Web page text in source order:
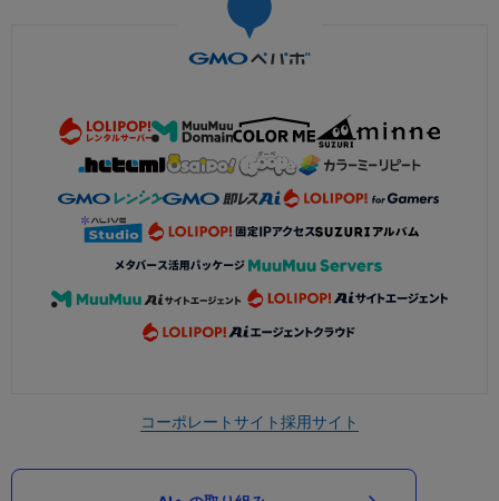
コーポレートサイト採用サイト